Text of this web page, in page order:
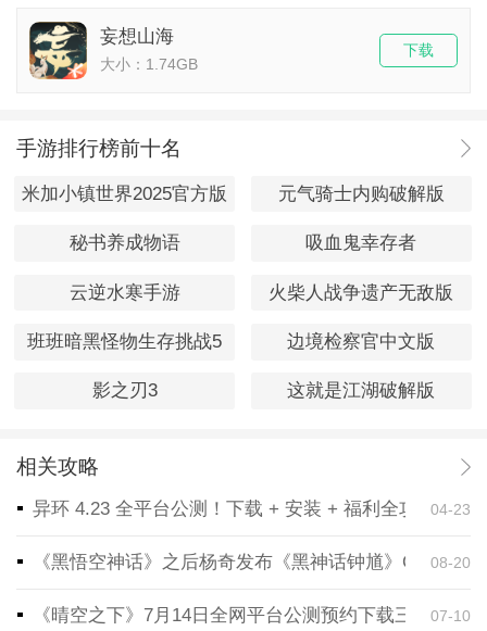
妄想山海
大小：1.74GB
下载
手游排行榜前十名
米加小镇世界2025官方版 元气骑士内购破解版
秘书养成物语 吸血鬼幸存者
云逆水寒手游 火柴人战争遗产无敌版
班班暗黑怪物生存挑战5 边境检察官中文版
影之刃3 这就是江湖破解版
相关攻略
异环 4.23 全平台公测！下载 + 安装 + 福利全攻略，一
04-23
《黑悟空神话》之后杨奇发布《黑神话钟馗》CG！预
08-20
《晴空之下》7月14日全网平台公测预约下载三端同步
07-10